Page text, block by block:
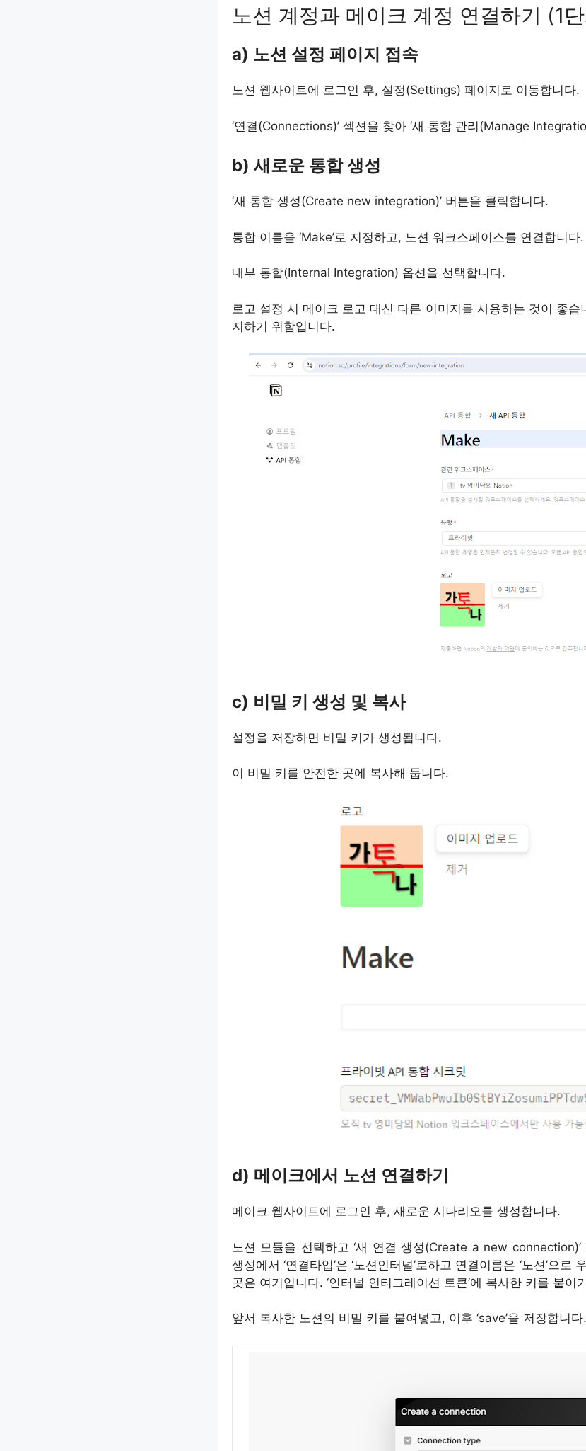
노션 계정과 메이크 계정 연결하기 (1
a) 노션 설정 페이지 접속
노션 웹사이트에 로그인 후, 설정(Settings) 페이지로 이동합니다.
‘연결(Connections)’ 섹션을 찾아 ‘새 통합 관리(Manage
b) 새로운 통합 생성
‘새 통합 생성(Create new integration)’ 버튼을 클릭합니다.
통합 이름을 ‘Make’로 지정하고, 노션 워크스페이스를 연결합니다.
내부 통합(Internal Integration) 옵션을 선택합니다.
로고 설정 시 메이크 로고 대신 다른 이미지를 사용하는 것이 좋
지하기 위함입니다.
c) 비밀 키 생성 및 복사
설정을 저장하면 비밀 키가 생성됩니다.
이 비밀 키를 안전한 곳에 복사해 둡니다.
d) 메이크에서 노션 연결하기
메이크 웹사이트에 로그인 후, 새로운 시나리오를 생성합니다.
노션 모듈을 선택하고 ‘새 연결 생성(Create a new connection)’
생성에서 ‘연결타입’은 ‘노션인터널’로하고 연결이름은 ‘노션’으로
곳은 여기입니다. ‘인터널 인티그레이션 토큰’에 복사한 키를 붙이
앞서 복사한 노션의 비밀 키를 붙여넣고, 이후 ‘save’을 저장합니다.